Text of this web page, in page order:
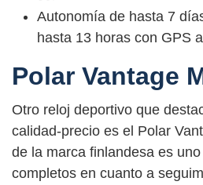
Autonomía de hasta 7
hasta 13 horas con GPS
Polar Vantage
Otro reloj deportivo que
calidad-precio es el Polar
de la marca finlandesa es
completos en cuanto a